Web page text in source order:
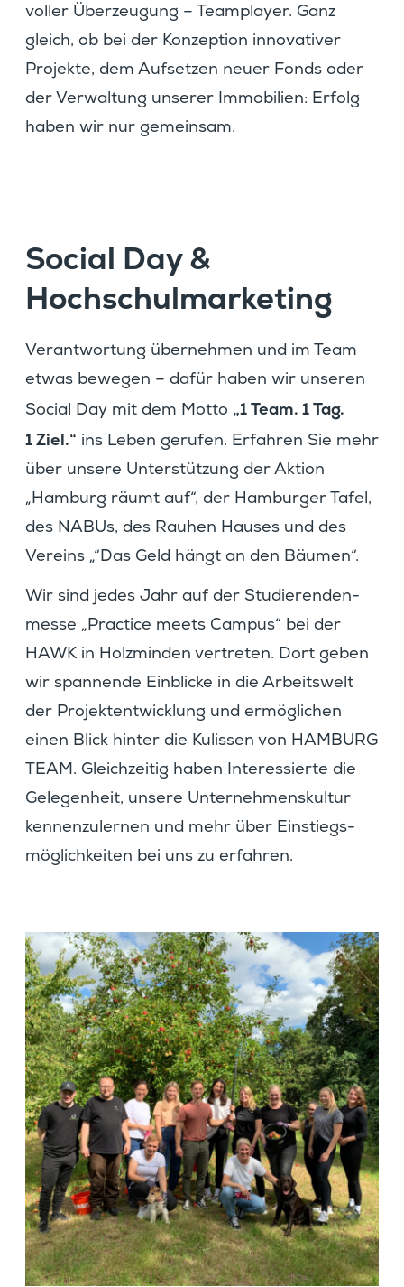
voller Überzeu­gung – Teamplayer. Ganz
gleich, ob bei der Konzep­tion innova­tiver
Projekte, dem Aufsetzen neuer Fonds oder
der Verwal­tung unserer Immobi­lien: Erfolg
haben wir nur gemeinsam.
Social Day &
Hochschul­mar­ke­ting
Verant­wor­tung übernehmen und im Team
etwas bewegen – dafür haben wir unseren
Social Day mit dem Motto „1 Team. 1 Tag.
1 Ziel.“ ins Leben gerufen. Erfahren Sie mehr
über unsere Unter­stüt­zung der Aktion
„Hamburg räumt auf“, der Hamburger Tafel,
des NABUs, des Rauhen Hauses und des
Vereins „“Das Geld hängt an den Bäumen“.
Wir sind jedes Jahr auf der Studie­ren­den­
messe „Practice meets Campus“ bei der
HAWK in Holzminden vertreten. Dort geben
wir spannende Einblicke in die Arbeits­welt
der Projekt­ent­wick­lung und ermög­li­chen
einen Blick hinter die Kulissen von HAMBURG
TEAM. Gleich­zeitig haben Inter­es­sierte die
Gelegen­heit, unsere Unter­neh­mens­kultur
kennen­zu­lernen und mehr über Einstiegs­
mög­lich­keiten bei uns zu erfahren.